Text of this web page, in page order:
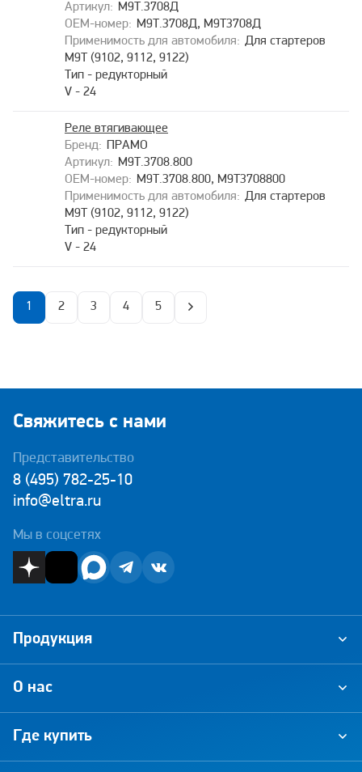
М9Т.3708Д
М9Т.3708Д, М9Т3708Д
Для стартеров
М9Т (9102, 9112, 9122)
Тип - редукторный
V - 24
ПРАМО
М9Т.3708.800
М9Т.3708.800, М9Т3708800
Реле втягивающее
Для стартеров
М9Т (9102, 9112, 9122)
Тип - редукторный
V - 24
1 2 3 4 5
Свяжитесь с нами
Представительство
8 (495) 782-25-10
info@eltra.ru
Мы в соцсетях
О нас
Где купить
Продукция